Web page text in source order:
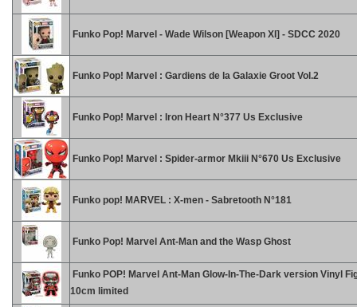
Funko Pop! Marvel - Wade Wilson [Weapon XI] - SDCC 2020
Funko Pop! Marvel : Gardiens de la Galaxie Groot Vol.2
Funko Pop! Marvel : Iron Heart N°377 Us Exclusive
Funko Pop! Marvel : Spider-armor Mkiii N°670 Us Exclusive
Funko pop! MARVEL : X-men - Sabretooth N°181
Funko Pop! Marvel Ant-Man and the Wasp Ghost
Funko POP! Marvel Ant-Man Glow-In-The-Dark version Vinyl
10cm limited